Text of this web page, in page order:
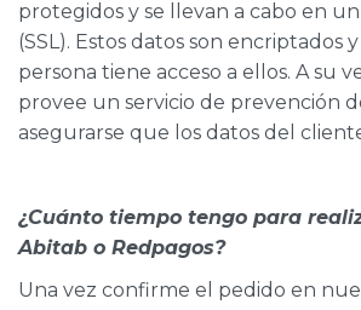
protegidos y se llevan a cabo en
(SSL). Estos datos son encriptados
persona tiene acceso a ellos. A su
provee un servicio de prevención
asegurarse que los datos del
¿Cuánto tiempo tengo para
Abitab o Redpagos?
Una vez confirme el pedido en